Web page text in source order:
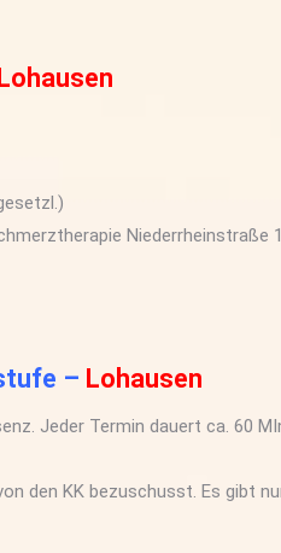
Niederrheinstraße
– Lohausen
Jeder Termin dauert ca. 60
den KK bezuschusst. Es gibt